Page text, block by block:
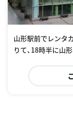
山形駅前でレンタ
りて、18時半に山